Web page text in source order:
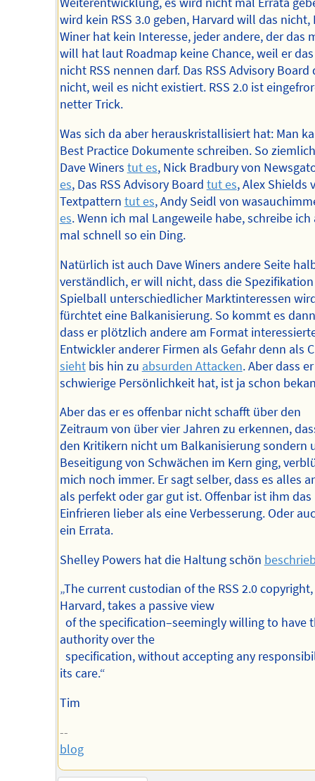
wird kein RSS 3.0 geben, Harvard will das nicht,
Winer hat kein Interesse, jeder andere, der das
will hat laut Roadmap keine Chance, weil er
nicht RSS nennen darf. Das RSS Advisory Board
nicht, weil es nicht existiert. RSS 2.0 ist
netter Trick.
Was sich da aber herauskristallisiert hat: Man
Best Practice Dokumente schreiben. So
Dave Winers tut es, Nick Bradbury von
es, Das RSS Advisory Board tut es, Alex Shields
Textpattern tut es, Andy Seidl von
es. Wenn ich mal Langeweile habe, schreibe ich
mal schnell so ein Ding.
Natürlich ist auch Dave Winers andere Seite
verständlich, er will nicht, dass die
Spielball unterschiedlicher Marktinteressen
fürchtet eine Balkanisierung. So kommt es
dass er plötzlich andere am Format
Entwickler anderer Firmen als Gefahr denn als
siehtbis hin zu absurden Attacken. Aber dass
schwierige Persönlichkeit hat, ist ja schon
Aber das er es offenbar nicht schafft über den
Zeitraum von über vier Jahren zu erkennen,
den Kritikern nicht um Balkanisierung sondern
Beseitigung von Schwächen im Kern ging,
mich noch immer. Er sagt selber, dass es alles
als perfekt oder gar gut ist. Offenbar ist ihm das
Einfrieren lieber als eine Verbesserung. Oder
ein Errata.
Shelley Powers hat die Haltung schön
„The current custodian of the RSS 2.0 copyright,
Harvard, takes a passive view
of the specification–seemingly willing to have
authority over the
specification, without accepting any
its care.“
Tim
--
blog